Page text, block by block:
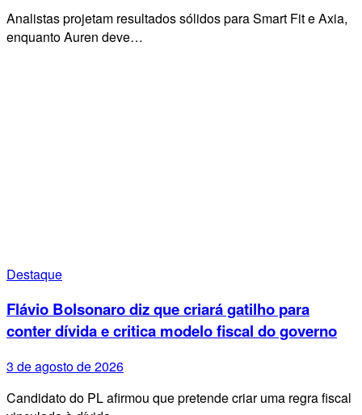
Analistas projetam resultados sólidos para Smart Fit e Axia,
enquanto Auren deve…
Destaque
Flávio Bolsonaro diz que criará gatilho para
conter dívida e critica modelo fiscal do governo
3 de agosto de 2026
Candidato do PL afirmou que pretende criar uma regra fiscal